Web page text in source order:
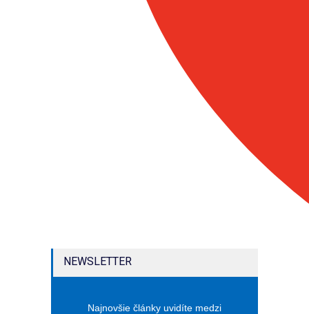
NEWSLETTER
Najnovšie články uvidíte medzi